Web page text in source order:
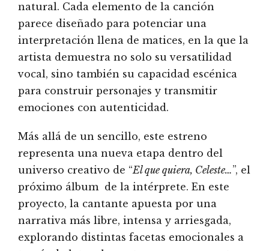
natural. Cada elemento de la canción
parece diseñado para potenciar una
interpretación llena de matices, en la que la
artista demuestra no solo su versatilidad
vocal, sino también su capacidad escénica
para construir personajes y transmitir
emociones con autenticidad.
Más allá de un sencillo, este estreno
representa una nueva etapa dentro del
universo creativo de “El que quiera, Celeste…”, el
próximo álbum de la intérprete. En este
proyecto, la cantante apuesta por una
narrativa más libre, intensa y arriesgada,
explorando distintas facetas emocionales a